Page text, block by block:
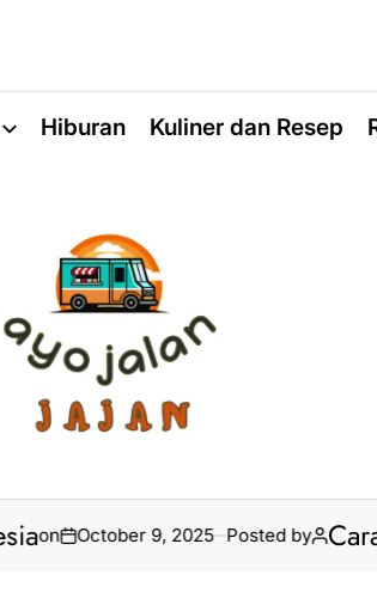
Hiburan Kuliner dan Resep
October 9, 2025 Posted by Cara